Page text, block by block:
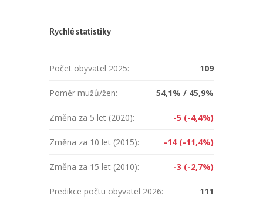
Rychlé statistiky
Počet obyvatel 2025: 109
Poměr mužů/žen: 54,1% / 45,9%
Změna za 5 let (2020): -5 (-4,4%)
Změna za 10 let (2015): -14 (-11,4%)
Změna za 15 let (2010): -3 (-2,7%)
Predikce počtu obyvatel 2026: 111